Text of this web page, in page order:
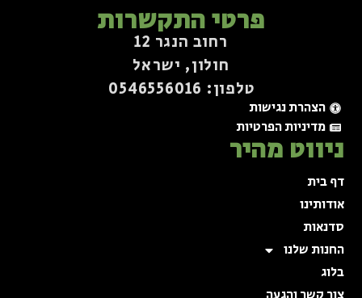
פרטי התקשרות
רחוב הנגר 12
חולון, ישראל
טלפון: 0546556016⁩
הצהרת נגישות
מדיניות הפרטיות
ניווט מהיר
דף בית
אודותינו
סדנאות
החנות שלנו
בלוג